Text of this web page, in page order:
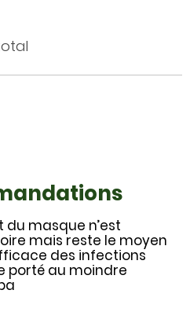
du masque n’est
mais reste le moyen
des infections
porté au moindre